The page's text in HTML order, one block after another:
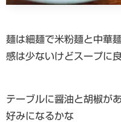
麺は細麺で米粉麺と中華
感は少ないけどスープに良
テーブルに醤油と胡椒が
好みになるかな